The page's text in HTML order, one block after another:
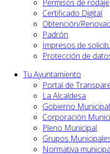
Permisos de rodaje
Certificado Digital
Obtención/
Padrón
Impresos de
Protección de
Tu Ayuntamiento
Portal de
La Alcaldesa
Gobierno Municipal
Corporación
Pleno Municipal
Grupos
Normativa